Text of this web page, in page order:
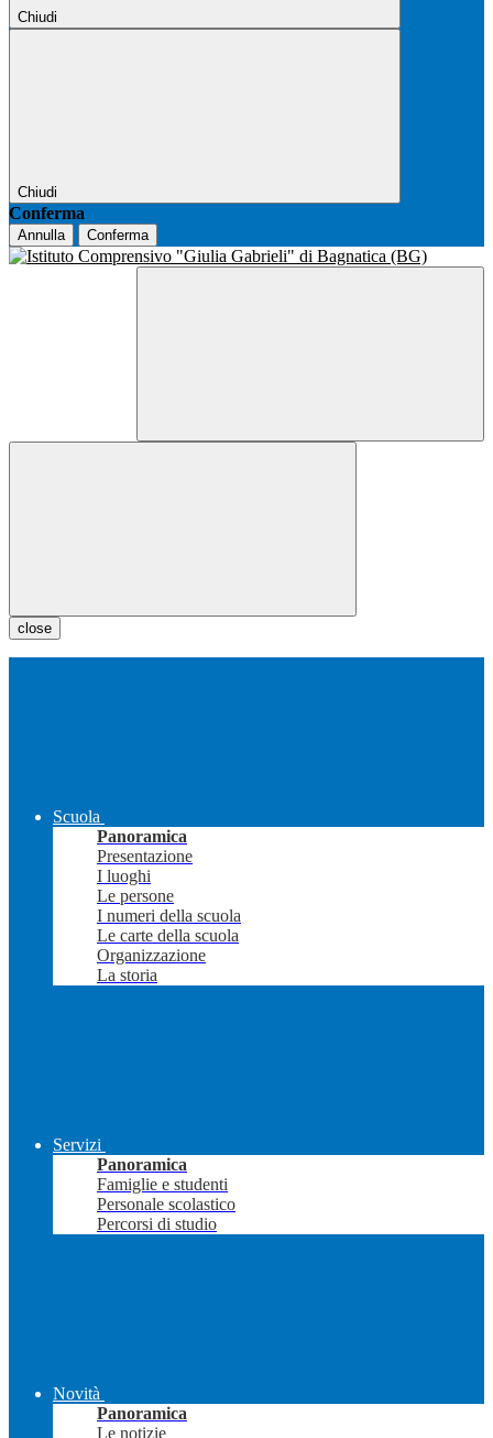
Chiudi
Chiudi
Conferma
Annulla Conferma
close
Scuola
Panoramica
Presentazione
I luoghi
Le persone
I numeri della scuola
Le carte della scuola
Organizzazione
La storia
Servizi
Panoramica
Famiglie e studenti
Personale scolastico
Percorsi di studio
Novità
Panoramica
Le notizie